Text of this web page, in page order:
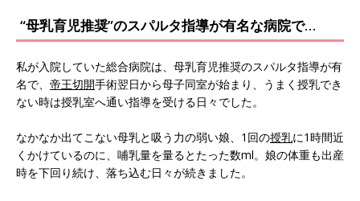
“母乳育児推奨”のスパルタ指導が有名な病院で…
私が入院していた総合病院は、母乳育児推奨のスパルタ指導が有
名で、 帝王切開手術翌日から母子同室が始まり、うまく授乳でき
ない時は授乳室へ通い指導を受ける日々でした。
なかなか出てこない母乳と吸う力の弱い娘、1回の授乳に1時間近
くかけているのに、哺乳量を量るとたった数ml。娘の体重も出産
時を下回り続け、落ち込む日々が続きました。